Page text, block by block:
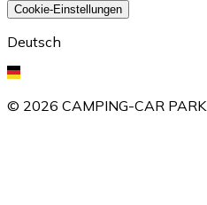
Cookie-Einstellungen
Deutsch
© 2026 CAMPING-CAR PARK